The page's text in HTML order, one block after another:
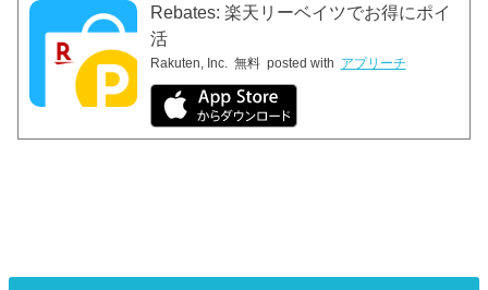
Rebates: 楽天リーベイツでお得にポイ
活
Rakuten, Inc. 無料 posted with アプリーチ